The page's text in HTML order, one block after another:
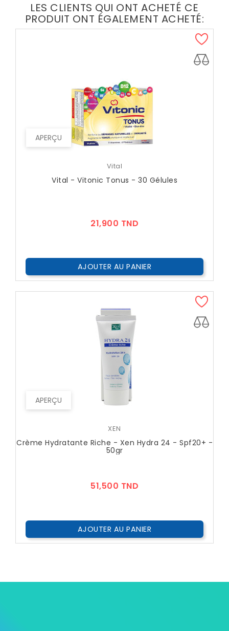
LES CLIENTS QUI ONT ACHETÉ CE
PRODUIT ONT ÉGALEMENT ACHETÉ:
APERÇU
Vital
Vital - Vitonic Tonus - 30 Gélules
21,900 TND
AJOUTER AU PANIER
APERÇU
XEN
Crème Hydratante Riche - Xen Hydra 24 - Spf20+ -
50gr
51,500 TND
AJOUTER AU PANIER